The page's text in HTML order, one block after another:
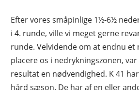
Efter vores småpinlige 1½-6½
i 4. runde, ville vi meget gerne
runde. Velvidende om at endnu et
placere os i nedrykningszonen,
resultat en nødvendighed. K 41
hård sæson. De har af en eller